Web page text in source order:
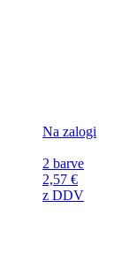
Na zalogi
2 barve
2,57 €
z DDV